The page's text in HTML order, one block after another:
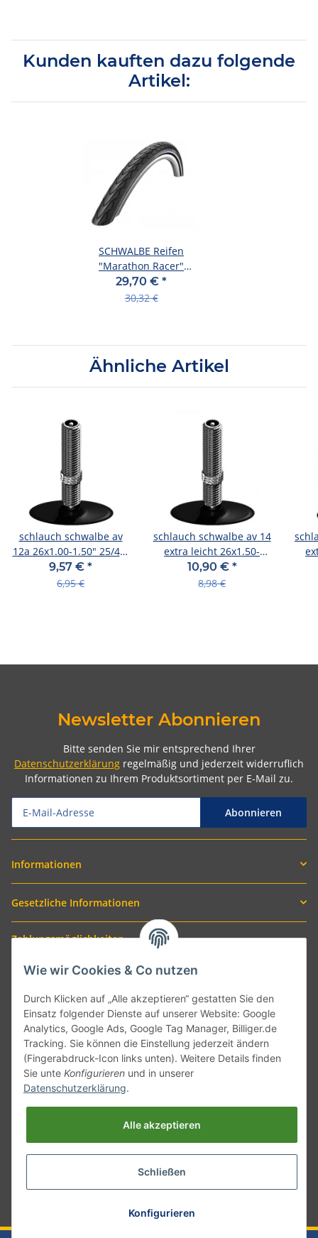
Kunden kauften dazu folgende
Artikel:
SCHWALBE Reifen
"Marathon Racer"
Performance Line 40-406
(20" x
29,70 € *
30,32 €
Ähnliche Artikel
schlauch schwalbe av
12a 26x1.00-1.50" 25/40-
559 av40mm
9,57 € *
6,95 €
schlauch schwalbe av 14
extra leicht 26x1.50-
2.25" 40/60-559 av40mm
10,90 € *
8,98 €
Newsletter Abonnieren
Bitte senden Sie mir entsprechend Ihrer
Datenschutzerklärung regelmäßig und jederzeit widerruflich
Informationen zu Ihrem Produktsortiment per E-Mail zu.
Abonnieren
Informationen
Gesetzliche Informationen
Zahlungsmöglichkeiten
Versand mit
* Alle Preise inkl. gesetzlicher USt., zzgl.Versand
Wie wir Cookies & Co nutzen
Durch Klicken auf „Alle akzeptieren“ gestatten Sie den
Einsatz folgender Dienste auf unserer Website: Google
Analytics, Google Ads, Google Tag Manager, Billiger.de
Tracking. Sie können die Einstellung jederzeit ändern
(Fingerabdruck-Icon links unten). Weitere Details finden
Sie unte Konfigurieren und in unserer
Datenschutzerklärung.
Alle akzeptieren
Schließen
Konfigurieren